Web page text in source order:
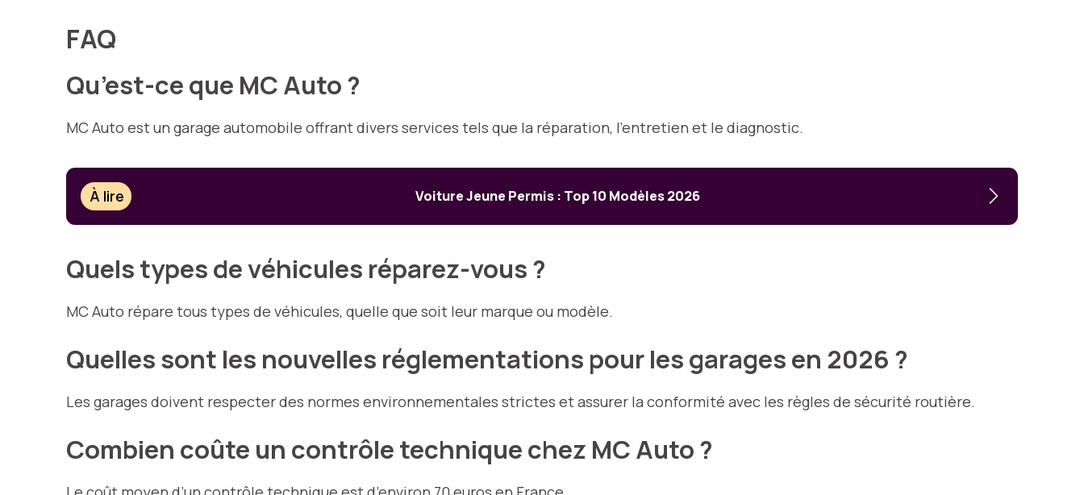
FAQ
Qu’est-ce que MC Auto ?
MC Auto est un garage automobile offrant divers services tels que la réparation, l’entretien et le diagnostic.
À lire Voiture Jeune Permis : Top 10 Modèles 2026
Quels types de véhicules réparez-vous ?
MC Auto répare tous types de véhicules, quelle que soit leur marque ou modèle.
Quelles sont les nouvelles réglementations pour les garages en 2026 ?
Les garages doivent respecter des normes environnementales strictes et assurer la conformité avec les règles de sécurité routière.
Combien coûte un contrôle technique chez MC Auto ?